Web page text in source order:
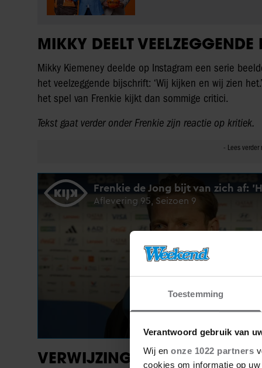
Toestemming
Verantwoord gebruik van
Wij en onze 1022 partners
cookies om informatie op
MIKKY DEELT
Mikky Kiemeney deelde op Instagram een serie
het veelzeggende bijschrift: ‘Wij kijken en wij zien
het spel van Frenkie kijkt dan sommige critici.
Tekst gaat verder onder Frenkie zijn reactie op kritiek.
VERWIJZING NAAR EERDERE